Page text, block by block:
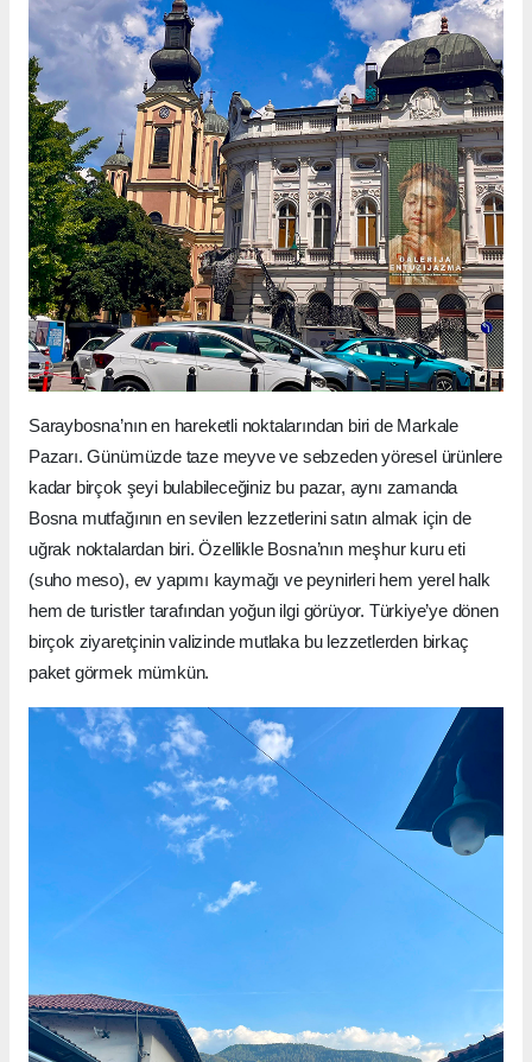
Saraybosna’nın en hareketli noktalarından biri de Markale
Pazarı. Günümüzde taze meyve ve sebzeden yöresel ürünlere
kadar birçok şeyi bulabileceğiniz bu pazar, aynı zamanda
Bosna mutfağının en sevilen lezzetlerini satın almak için de
uğrak noktalardan biri. Özellikle Bosna’nın meşhur kuru eti
(suho meso), ev yapımı kaymağı ve peynirleri hem yerel halk
hem de turistler tarafından yoğun ilgi görüyor. Türkiye’ye dönen
birçok ziyaretçinin valizinde mutlaka bu lezzetlerden birkaç
paket görmek mümkün.